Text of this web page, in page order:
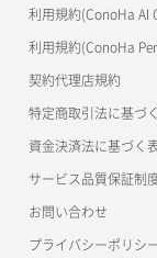
利用規約(ConoHa AI
利用規約(ConoHa
契約代理店規約
特定商取引法に基づ
資金決済法に基づく
サービス品質保証制
お問い合わせ
プライバシーポリシ